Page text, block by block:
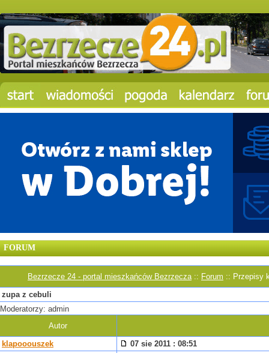
FORUM
Bezrzecze 24 - portal mieszkańców Bezrzecza:: Forum :: Przepisy
zupa z cebuli
Moderatorzy: admin
Autor
klapooouszek
07 sie 2011 : 08:51